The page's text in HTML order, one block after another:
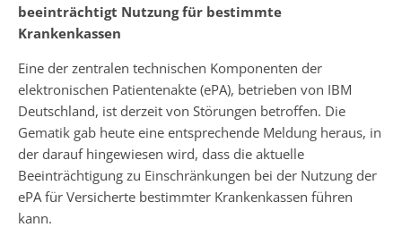
beeinträchtigt Nutzung für bestimmte
Krankenkassen
Eine der zentralen technischen Komponenten der
elektronischen Patientenakte (ePA), betrieben von IBM
Deutschland, ist derzeit von Störungen betroffen. Die
Gematik gab heute eine entsprechende Meldung heraus, in
der darauf hingewiesen wird, dass die aktuelle
Beeinträchtigung zu Einschränkungen bei der Nutzung der
ePA für Versicherte bestimmter Krankenkassen führen
kann.